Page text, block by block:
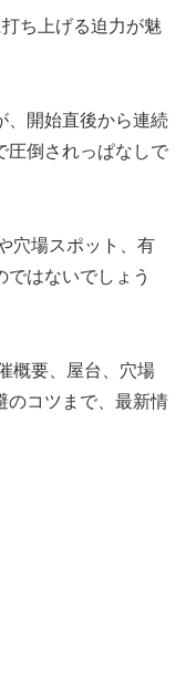
ち上げる迫力が魅
、開始直後から連続
圧倒されっぱなしで
穴場スポット、有
はないでしょう
概要、屋台、穴場
のコツまで、最新情